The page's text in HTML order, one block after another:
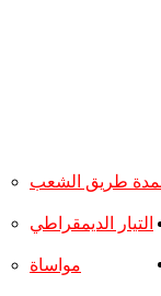
طريق الشعب
التيار الديمقراطي
مواساة